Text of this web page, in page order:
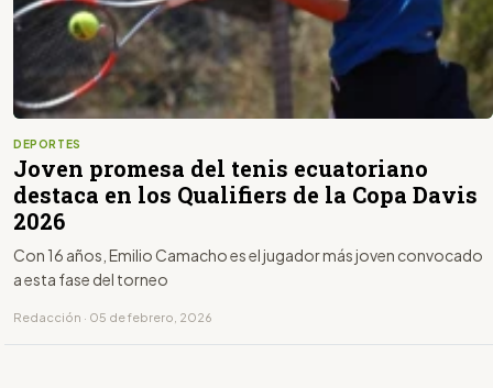
DEPORTES
Joven promesa del tenis ecuatoriano
destaca en los Qualifiers de la Copa Davis
2026
Con 16 años, Emilio Camacho es el jugador más joven convocado
a esta fase del torneo
Redacción · 05 de febrero, 2026